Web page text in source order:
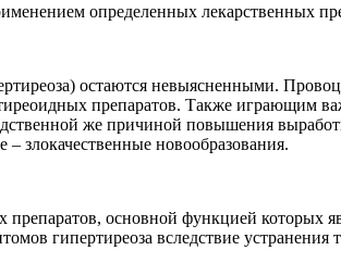
определенных лекарственных
остаются невыясненными.
препаратов. Также играющим
же причиной повышения
злокачественные новообразования.
препаратов, основной функцией которых
гипертиреоза вследствие устранения